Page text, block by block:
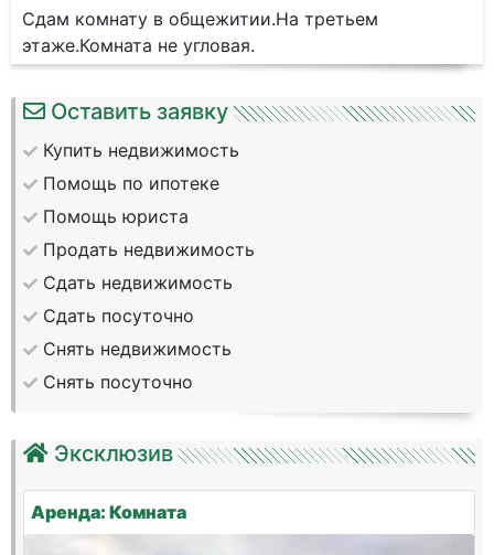
Сдам комнату в общежитии.На третьем
этаже.Комната не угловая.
Оставить заявку
Купить недвижимость
Помощь по ипотеке
Помощь юриста
Продать недвижимость
Сдать недвижимость
Сдать посуточно
Снять недвижимость
Снять посуточно
Эксклюзив
Аренда: Комната